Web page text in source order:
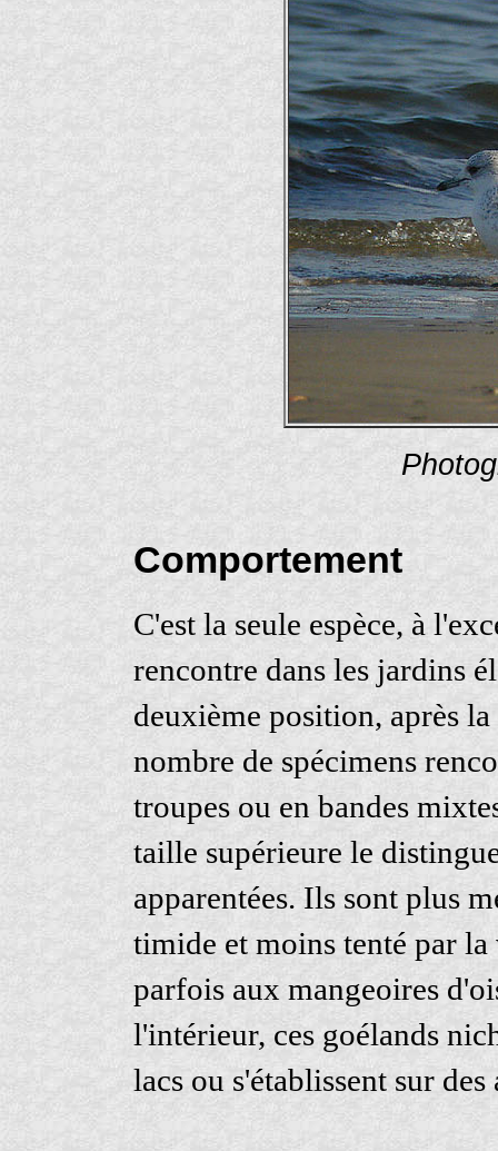
Comportement
C'est la seule espèce, à
rencontre dans les jardins
deuxième position, après
nombre de spécimens
troupes ou en bandes
taille supérieure le
apparentées. Ils sont plus
timide et moins tenté par
parfois aux mangeoires
l'intérieur, ces goélands
lacs ou s'établissent sur